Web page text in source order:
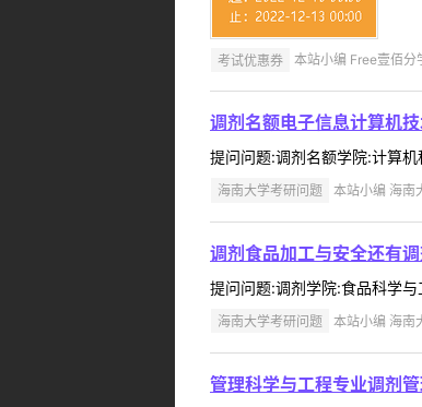
考试优惠券 本站小编 Free壹佰
调剂名额电子信息计算机
提问问题:调剂名额学院:计算
海南大学考研问题 本站小编 海
调剂食品加工与安全还有
提问问题:调剂学院:食品科学
海南大学考研问题 本站小编 海
管理科学与工程专业调剂